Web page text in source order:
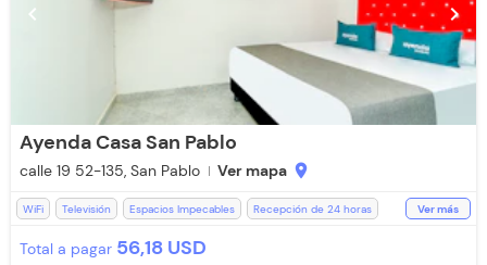
chevron_left chevron_right
Ayenda Casa San Pablo
calle 19 52-135, San Pablo Ver mapa location_on
WiFi Televisión Espacios Impecables
Recepción de 24 horas
Ver más
Total a pagar 56,18 USD